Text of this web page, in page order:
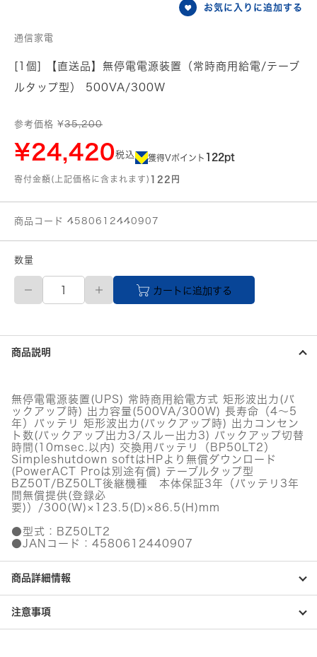
お気に入りに追加する
通信家電
[1個] 【直送品】無停電電源装置（常時商用給電/テーブ
ルタップ型） 500VA/300W
参考価格 ¥35,200
¥24,420税込 獲得Vポイント 122pt
寄付金額(上記価格に含まれます) 122円
商品コード 4580612440907
数量
【直
品】
停
電
電
置
（常
時
商
用
給
電/
テ
ー
ブ
ル
タ
ッ
プ
型）
カートに追加する
商品説明
無停電電源装置(UPS) 常時商用給電方式 矩形波出力(バ
ックアップ時) 出力容量(500VA/300W) 長寿命（4～5
年）バッテリ 矩形波出力(バックアップ時) 出力コンセン
ト数(バックアップ出力3/スルー出力3) バックアップ切替
時間(10msec.以内) 交換用バッテリ（BP50LT2）
Simpleshutdown softはHPより無償ダウンロード
(PowerACT Proは別途有償) テーブルタップ型
BZ50T/BZ50LT後継機種 本体保証3年（バッテリ3年
間無償提供(登録必
要)）/300(W)×123.5(D)×86.5(H)mm
●型式：BZ50LT2
●JANコード：4580612440907
商品詳細情報
注意事項